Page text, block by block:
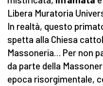
Libera Muratoria
In realtà, questo
spetta alla Chiesa
Massoneria… Per non
da parte della
epoca risorgimentale,